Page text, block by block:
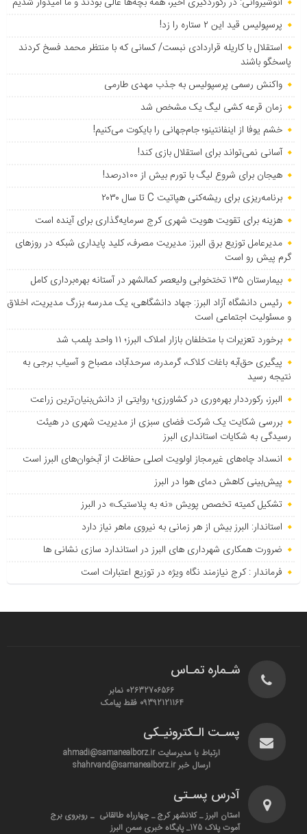
پرسپولیس قید این ۲ ستاره را زد!
استقلال با کاریله قراردادی نبست/ کسانی که با منتظر محمد فسخ کردند
پاسخگو باشند
واکنش رسمی پرسپولیس به جذب مهدی طارمی
زمان قرعه کشی لیگ یک مشخص شد
خشم یوفا از اینفانتینو؛ جام‌جهانی را بایکوت می‌کنیم!
آسانی نمی‌تواند برای استقلال بازی کند!
هیجان برای شروع لیگ با تورم بیش از ۱۰۰درصد!
برنامه‌ریزی برای ریشه‌کنی هپاتیت C تا سال ۲۰۳۰
هزینه برای تقویت هویت شهری کرج سرمایه‌گذاری برای آینده است
مدیرعامل توزیع برق البرز: مدیریت مصرف، کلید پایداری شبکه در روزهای
گرم پیش رو است
بیمارستان ۱۳۵ تختخوابی ولیعصر کمالشهر در آستانه بهره‌برداری کامل
رئیس دانشگاه آزاد البرز: جهاد دانشگاهی، یک مدرسه بزرگ مدیریت، اخلاق
و مسئولیت اجتماعی است
برخورد تعزیرات با متخلفان بازار املاک البرز؛ ۱۱ واحد پلمب شد
پیگیری حق‌آبه باغات کلاک، گرمدره، سرحدآباد، مصباح و آسیاب برجی به
نتیجه رسید
البرز، رکورددار بهره‌وری در کشاورزی؛ روایتی از دانش‌بنیان‌ترین زراعت
بررسی شکایت یک شرکت فضای سبزی از مدیریت شهری در هیئت
رسیدگی به شکایات استانداری البرز
انسداد چاه‌های غیرمجاز اولویت اصلی حفاظت از آبخوان‌های البرز است
پیش‌بینی کاهش دمای هوا در البرز
تشکیل کمیته تخصص پویش «نه به پلاستیک» در البرز
استاندار: البرز بیش از هر زمانی به نیروی ماهر نیاز دارد
ضرورت همکاری شهرداری های البرز در استاندارد سازی نشانی ها
فرماندار : کرج نیازمند نگاه ویژه در توزیع اعتبارات است
شـماره تمـاس
02632706566 نمابر
09392121164 فقط پیامک
پسـت الـکترونیـکی
ارتباط با مدیرسایت ahmadi@samanealborz.ir
ارسال خبر shahrvand@samanealborz.ir
آدرس پسـتی
استان البرز _ کلانشهر کرج _ چهارراه طالقانی _ روبروی برج
آموت پلاک 175_ پایگاه خبری سمن البرز